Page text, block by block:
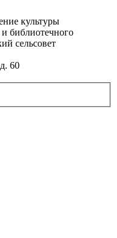
культуры
библиотечного
сельсовет
60